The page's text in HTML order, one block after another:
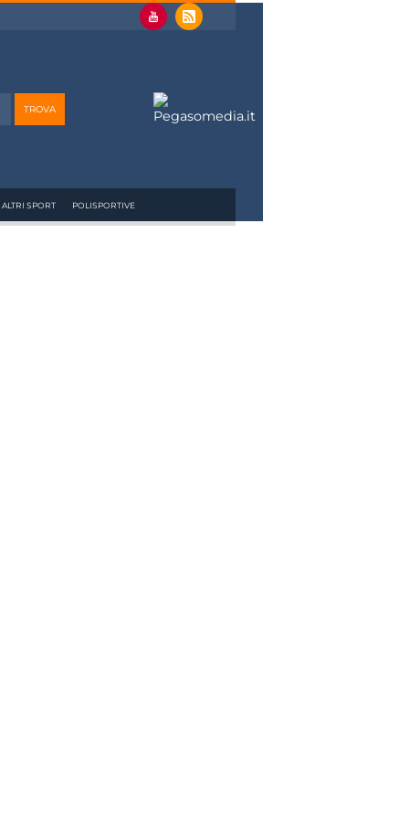
ALTRI SPORT POLISPORTIVE